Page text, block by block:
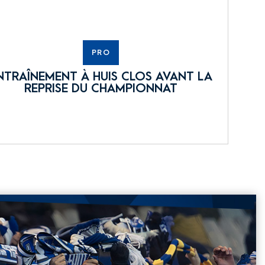
PRO
À HUIS CLOS AVANT LA
REPRISE DU CHAMPIONNAT